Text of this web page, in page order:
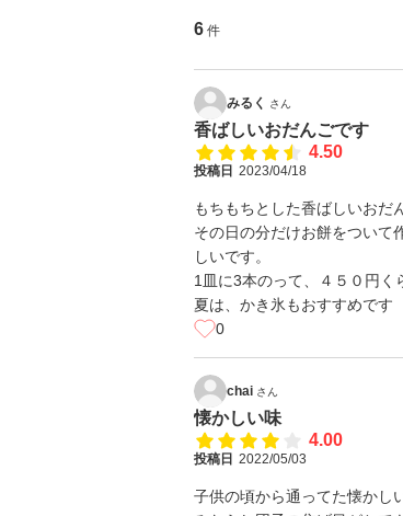
6 件
みるく さん
香ばしいおだんごです
4.50
投稿日 2023/04/18
もちもちとした香ばしいおだ
その日の分だけお餅をついて
しいです。
1皿に3本のって、４５０円く
夏は、かき氷もおすすめです
0
chai さん
懐かしい味
4.00
投稿日 2022/05/03
子供の頃から通ってた懐かし